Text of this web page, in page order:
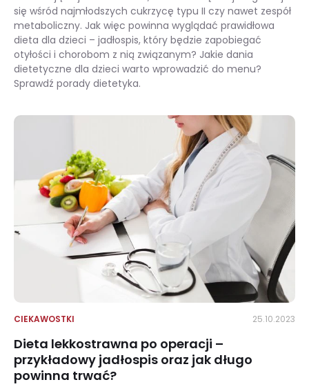
się wśród najmłodszych cukrzycę typu II czy nawet zespół
metaboliczny. Jak więc powinna wyglądać prawidłowa
dieta dla dzieci – jadłospis, który będzie zapobiegać
otyłości i chorobom z nią związanym? Jakie dania
dietetyczne dla dzieci warto wprowadzić do menu?
Sprawdź porady dietetyka.
CIEKAWOSTKI 25.10.2023
Dieta lekkostrawna po operacji –
przykładowy jadłospis oraz jak długo
powinna trwać?